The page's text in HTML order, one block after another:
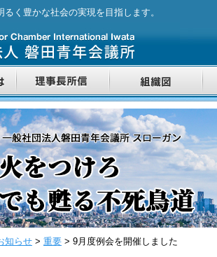
く豊かな社会の実現を目指します。
知らせ > 重要 > 9月度例会を開催しました